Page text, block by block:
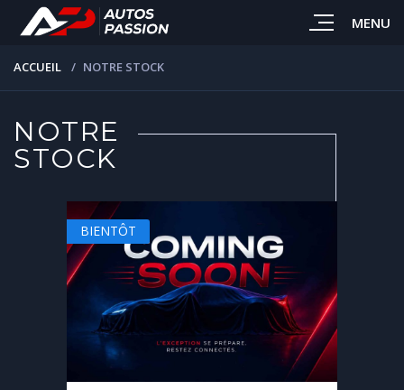
MENU
ACCUEIL NOTRE STOCK
NOTRE
STOCK
BIENTÔT